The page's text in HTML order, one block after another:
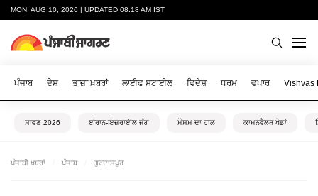
MON, AUG 10, 2026 | UPDATED 08:18 AM IST
ਪੰਜਾਬ ਦੇਸ਼ ਤਾਜ਼ਾ ਖ਼ਬਰਾਂ ਲਾਈਫ ਸਟਾਈਲ ਵਿਦੇਸ਼ ਧਰਮ ਵਪਾਰ Vishvas
ਸਾਵਣ 2026 ਈਰਾਨ-ਇਜ਼ਰਾਈਲ ਜੰਗ ਮੌਸਮ ਦਾ ਹਾਲ ਕਾਮਨਵੈਲਥ ਖੇਡਾਂ
ਪੰਜਾਬੀ ਖ਼ਬਰਾਂ ਪੰਜਾਬ ਗੁਰਦਾਸਪੁਰ